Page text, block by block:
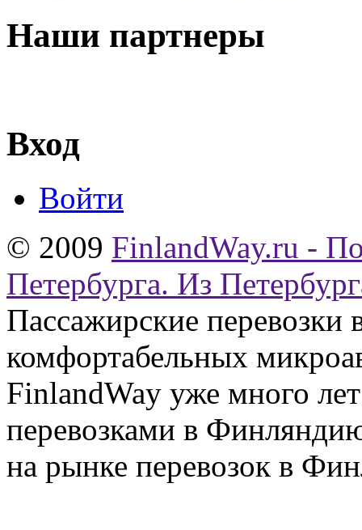
Наши партнеры
Вход
Войти
© 2009 FinlandWay.ru -
Петербурга. Из
Пассажирские
комфортабельных
FinlandWay уже много
перевозками в
на рынке перевозок в